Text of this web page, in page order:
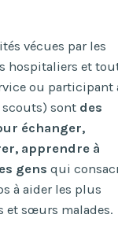
vécues par les
hospitaliers et
ou participant
scouts) sont des
échanger,
apprendre à
gens qui
à aider les plus
et sœurs malades.